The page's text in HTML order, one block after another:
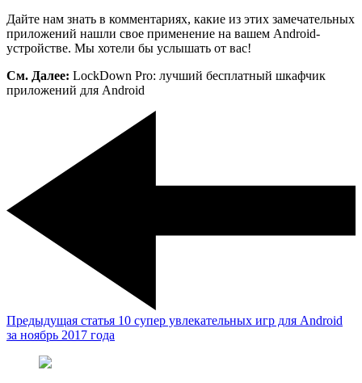
Дайте нам знать в комментариях, какие из этих замечательных
приложений нашли свое применение на вашем Android-
устройстве. Мы хотели бы услышать от вас!
См. Далее: LockDown Pro: лучший бесплатный шкафчик
приложений для Android
Предыдущая статья 10 супер увлекательных игр для Android
за ноябрь 2017 года